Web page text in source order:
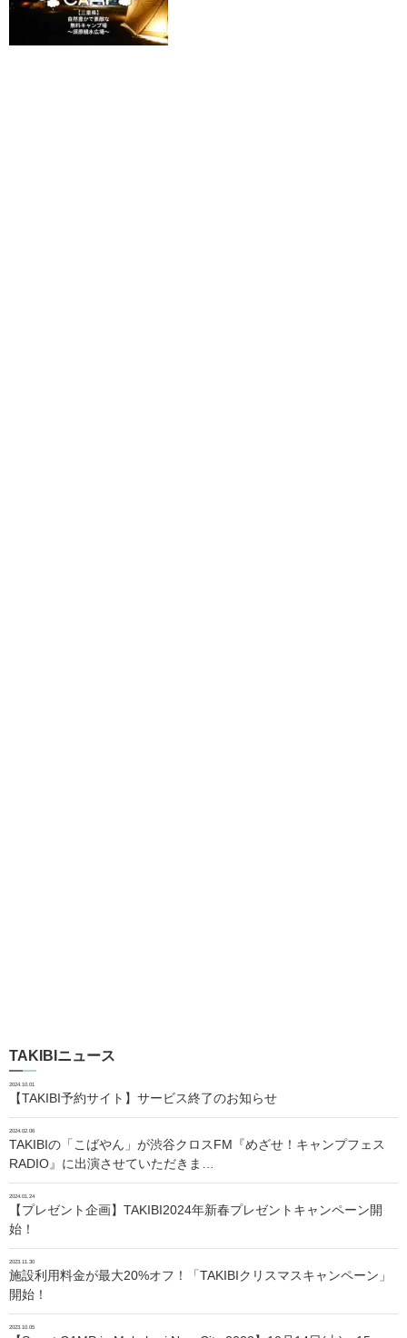
TAKIBIニュース
2024.10.01
【TAKIBI予約サイト】サービス終了のお知らせ
2024.02.06
TAKIBIの「こばやん」が渋谷クロスFM『めざせ！キャンプフェス
RADIO』に出演させていただきま…
2024.01.24
【プレゼント企画】TAKIBI2024年新春プレゼントキャンペーン開
始！
2023.11.30
施設利用料金が最大20%オフ！「TAKIBIクリスマスキャンペーン」
開始！
2023.10.05